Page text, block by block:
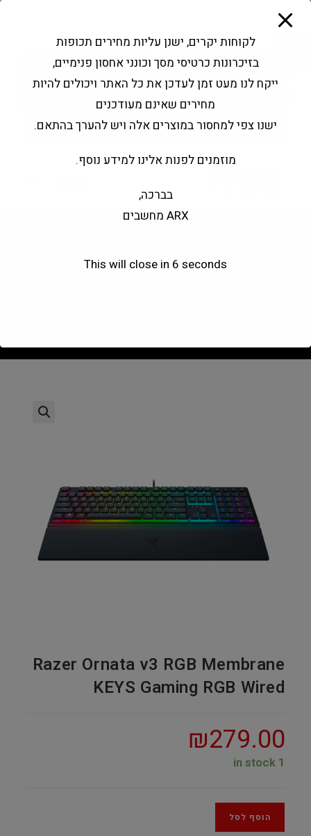
פתח סרגל נגישות
Products
search
החשבון שלי בקשה להצעה
Membrane KEYS Gaming
Razer Ornata v3 RGB Membrane
KEYS Gaming RGB Wired
₪279.00
1 in stock
הוסף לסל
לקוחות יקרים, ישנן עליות מחירים תכופות
בזיכרונות כרטיסי מסך וכונני אחסון פנימיים,
ייקח לנו מעט זמן לעדכן את כל האתר ויכולים להיות
מחירים שאינם מעודכנים
ישנו צפי למחסור במוצרים אלה ויש להערך בהתאם.
מוזמנים לפנות אלינו למידע נוסף.
בברכה,
ARX מחשבים
This will close in 5 seconds